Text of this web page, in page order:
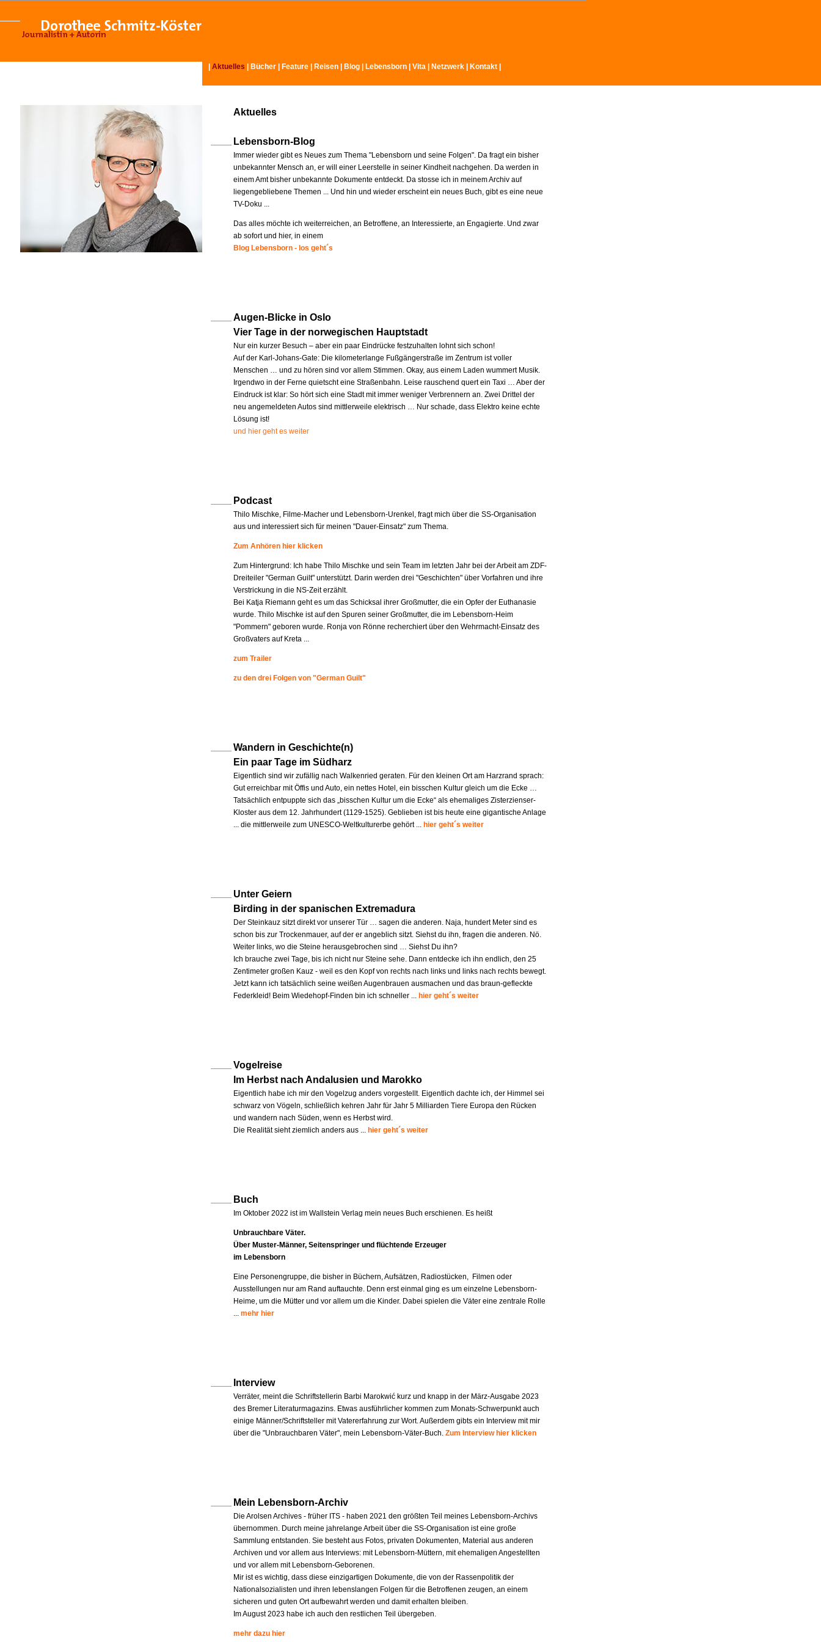
Aktuelles Bücher Feature Reisen Blog Lebensborn Vita Netzwerk Kontakt
Aktuelles
Lebensborn-Blog
Immer wieder gibt es Neues zum Thema "Lebensborn und seine Folgen". Da fragt ein bisher
unbekannter Mensch an, er will einer Leerstelle in seiner Kindheit nachgehen. Da werden in
einem Amt bisher unbekannte Dokumente entdeckt. Da stosse ich in meinem Archiv auf
liegengebliebene Themen ... Und hin und wieder erscheint ein neues Buch, gibt es eine neue
TV-Doku ...
Das alles möchte ich weiterreichen, an Betroffene, an Interessierte, an Engagierte. Und zwar
ab sofort und hier, in einem
Blog Lebensborn - los geht´s
Augen-Blicke in Oslo
Vier Tage in der norwegischen Hauptstadt
Nur ein kurzer Besuch – aber ein paar Eindrücke festzuhalten lohnt sich schon!
Auf der Karl-Johans-Gate: Die kilometerlange Fußgängerstraße im Zentrum ist voller
Menschen … und zu hören sind vor allem Stimmen. Okay, aus einem Laden wummert Musik.
Irgendwo in der Ferne quietscht eine Straßenbahn. Leise rauschend quert ein Taxi … Aber der
Eindruck ist klar: So hört sich eine Stadt mit immer weniger Verbrennern an. Zwei Drittel der
neu angemeldeten Autos sind mittlerweile elektrisch … Nur schade, dass Elektro keine echte
Lösung ist!
und hier geht es weiter
Podcast
Thilo Mischke, Filme-Macher und Lebensborn-Urenkel, fragt mich über die SS-Organisation
aus und interessiert sich für meinen "Dauer-Einsatz" zum Thema.
Zum Anhören hier klicken
Zum Hintergrund: Ich habe Thilo Mischke und sein Team im letzten Jahr bei der Arbeit am ZDF-
Dreiteiler "German Guilt" unterstützt. Darin werden drei "Geschichten" über Vorfahren und ihre
Verstrickung in die NS-Zeit erzählt.
Bei Katja Riemann geht es um das Schicksal ihrer Großmutter, die ein Opfer der Euthanasie
wurde. Thilo Mischke ist auf den Spuren seiner Großmutter, die im Lebensborn-Heim
"Pommern" geboren wurde. Ronja von Rönne recherchiert über den Wehrmacht-Einsatz des
Großvaters auf Kreta ...
zum Trailer
zu den drei Folgen von "German Guilt"
Wandern in Geschichte(n)
Ein paar Tage im Südharz
Eigentlich sind wir zufällig nach Walkenried geraten. Für den kleinen Ort am Harzrand sprach:
Gut erreichbar mit Öffis und Auto, ein nettes Hotel, ein bisschen Kultur gleich um die Ecke …
Tatsächlich entpuppte sich das „bisschen Kultur um die Ecke“ als ehemaliges Zisterzienser-
Kloster aus dem 12. Jahrhundert (1129-1525). Geblieben ist bis heute eine gigantische Anlage
... die mittlerweile zum UNESCO-Weltkulturerbe gehört ... hier geht´s weiter
Unter Geiern
Birding in der spanischen Extremadura
Der Steinkauz sitzt direkt vor unserer Tür … sagen die anderen. Naja, hundert Meter sind es
schon bis zur Trockenmauer, auf der er angeblich sitzt. Siehst du ihn, fragen die anderen. Nö.
Weiter links, wo die Steine herausgebrochen sind … Siehst Du ihn?
Ich brauche zwei Tage, bis ich nicht nur Steine sehe. Dann entdecke ich ihn endlich, den 25
Zentimeter großen Kauz - weil es den Kopf von rechts nach links und links nach rechts bewegt.
Jetzt kann ich tatsächlich seine weißen Augenbrauen ausmachen und das braun-gefleckte
Federkleid! Beim Wiedehopf-Finden bin ich schneller ... hier geht´s weiter
Vogelreise
Im Herbst nach Andalusien und Marokko
Eigentlich habe ich mir den Vogelzug anders vorgestellt. Eigentlich dachte ich, der Himmel sei
schwarz von Vögeln, schließlich kehren Jahr für Jahr 5 Milliarden Tiere Europa den Rücken
und wandern nach Süden, wenn es Herbst wird.
Die Realität sieht ziemlich anders aus ... hier geht´s weiter
Buch
Im Oktober 2022 ist im Wallstein Verlag mein neues Buch erschienen. Es heißt
Unbrauchbare Väter.
Über Muster-Männer, Seitenspringer und flüchtende Erzeuger
im Lebensborn
Eine Personengruppe, die bisher in Büchern, Aufsätzen, Radiostücken, Filmen oder
Ausstellungen nur am Rand auftauchte. Denn erst einmal ging es um einzelne Lebensborn-
Heime, um die Mütter und vor allem um die Kinder. Dabei spielen die Väter eine zentrale Rolle
... mehr hier
Interview
Verräter, meint die Schriftstellerin Barbi Marokwić kurz und knapp in der März-Ausgabe 2023
des Bremer Literaturmagazins. Etwas ausführlicher kommen zum Monats-Schwerpunkt auch
einige Männer/Schriftsteller mit Vatererfahrung zur Wort. Außerdem gibts ein Interview mit mir
über die "Unbrauchbaren Väter", mein Lebensborn-Väter-Buch. Zum Interview hier klicken
Mein Lebensborn-Archiv
Die Arolsen Archives - früher ITS - haben 2021 den größten Teil meines Lebensborn-Archivs
übernommen. Durch meine jahrelange Arbeit über die SS-Organisation ist eine große
Sammlung entstanden. Sie besteht aus Fotos, privaten Dokumenten, Material aus anderen
Archiven und vor allem aus Interviews: mit Lebensborn-Müttern, mit ehemaligen Angestellten
und vor allem mit Lebensborn-Geborenen.
Mir ist es wichtig, dass diese einzigartigen Dokumente, die von der Rassenpolitik der
Nationalsozialisten und ihren lebenslangen Folgen für die Betroffenen zeugen, an einem
sicheren und guten Ort aufbewahrt werden und damit erhalten bleiben.
Im August 2023 habe ich auch den restlichen Teil übergeben.
mehr dazu hier